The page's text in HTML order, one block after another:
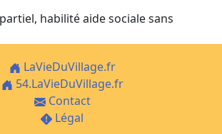
habilité aide sociale sans
LaVieDuVillage.fr
54.LaVieDuVillage.fr
Contact
Légal